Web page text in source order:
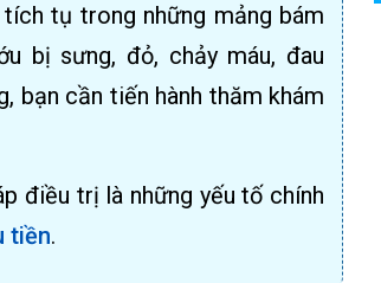
tụ trong những mảng bám
bị sưng, đỏ, chảy máu, đau
bạn cần tiến hành thăm khám
điều trị là những yếu tố chính
tiền.